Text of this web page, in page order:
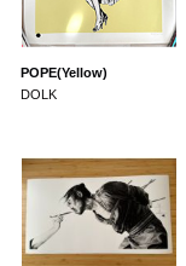
POPE(Yellow)
DOLK